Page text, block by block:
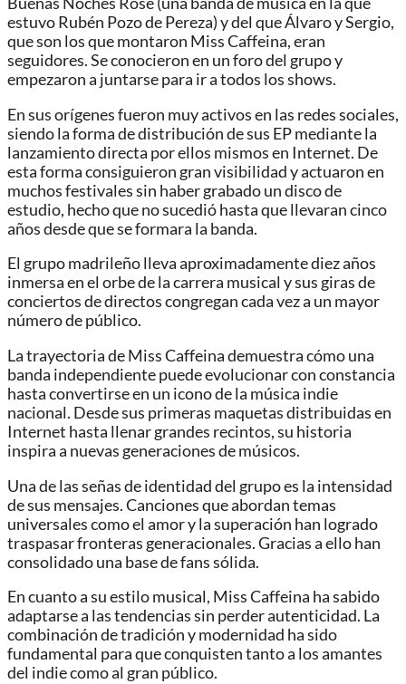
estuvo Rubén Pozo de Pereza) y del que Álvaro y Sergio,
que son los que montaron Miss Caffeina, eran
seguidores. Se conocieron en un foro del grupo y
empezaron a juntarse para ir a todos los shows.
En sus orígenes fueron muy activos en las redes sociales,
siendo la forma de distribución de sus EP mediante la
lanzamiento directa por ellos mismos en Internet. De
esta forma consiguieron gran visibilidad y actuaron en
muchos festivales sin haber grabado un disco de
estudio, hecho que no sucedió hasta que llevaran cinco
años desde que se formara la banda.
El grupo madrileño lleva aproximadamente diez años
inmersa en el orbe de la carrera musical y sus giras de
conciertos de directos congregan cada vez a un mayor
número de público.
La trayectoria de Miss Caffeina demuestra cómo una
banda independiente puede evolucionar con constancia
hasta convertirse en un icono de la música indie
nacional. Desde sus primeras maquetas distribuidas en
Internet hasta llenar grandes recintos, su historia
inspira a nuevas generaciones de músicos.
Una de las señas de identidad del grupo es la intensidad
de sus mensajes. Canciones que abordan temas
universales como el amor y la superación han logrado
traspasar fronteras generacionales. Gracias a ello han
consolidado una base de fans sólida.
En cuanto a su estilo musical, Miss Caffeina ha sabido
adaptarse a las tendencias sin perder autenticidad. La
combinación de tradición y modernidad ha sido
fundamental para que conquisten tanto a los amantes
del indie como al gran público.